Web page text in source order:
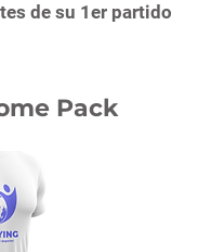
de su 1er partido
Pack